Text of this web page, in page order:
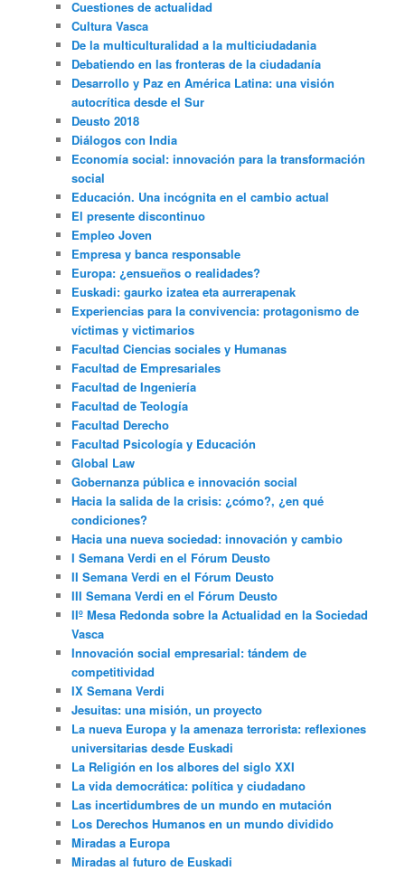
Cuestiones de actualidad
Cultura Vasca
De la multiculturalidad a la multiciudadania
Debatiendo en las fronteras de la ciudadanía
Desarrollo y Paz en América Latina: una visión
autocrítica desde el Sur
Deusto 2018
Diálogos con India
Economía social: innovación para la transformación
social
Educación. Una incógnita en el cambio actual
El presente discontinuo
Empleo Joven
Empresa y banca responsable
Europa: ¿ensueños o realidades?
Euskadi: gaurko izatea eta aurrerapenak
Experiencias para la convivencia: protagonismo de
víctimas y victimarios
Facultad Ciencias sociales y Humanas
Facultad de Empresariales
Facultad de Ingeniería
Facultad de Teología
Facultad Derecho
Facultad Psicología y Educación
Global Law
Gobernanza pública e innovación social
Hacia la salida de la crisis: ¿cómo?, ¿en qué
condiciones?
Hacia una nueva sociedad: innovación y cambio
I Semana Verdi en el Fórum Deusto
II Semana Verdi en el Fórum Deusto
III Semana Verdi en el Fórum Deusto
IIº Mesa Redonda sobre la Actualidad en la Sociedad
Vasca
Innovación social empresarial: tándem de
competitividad
IX Semana Verdi
Jesuitas: una misión, un proyecto
La nueva Europa y la amenaza terrorista: reflexiones
universitarias desde Euskadi
La Religión en los albores del siglo XXI
La vida democrática: política y ciudadano
Las incertidumbres de un mundo en mutación
Los Derechos Humanos en un mundo dividido
Miradas a Europa
Miradas al futuro de Euskadi